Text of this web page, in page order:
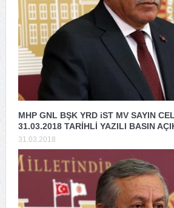
MHP GNL BŞK YRD iST MV SAYIN
31.03.2018 TARİHLİ YAZILI BASIN
31.03.2018